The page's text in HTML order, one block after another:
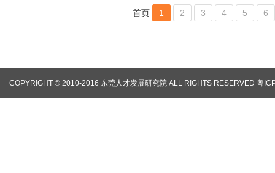
首页 1 2 3 4 5 6
COPYRIGHT © 2010-2016 东莞人才发展研究院 ALL RIGHTS RESERVED 粤